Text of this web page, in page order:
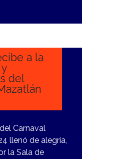
a la
del
Carnaval
llenó de alegría,
la Sala de